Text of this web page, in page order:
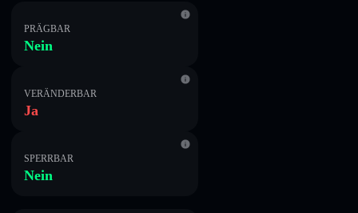
PRÄGBAR
Nein
VERÄNDERBAR
Ja
SPERRBAR
Nein